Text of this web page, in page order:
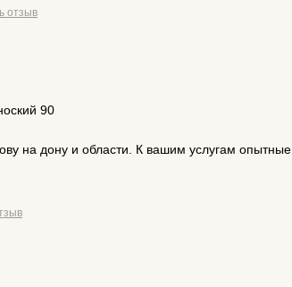
отзыв
90
на дону и области. К вашим услугам опытные